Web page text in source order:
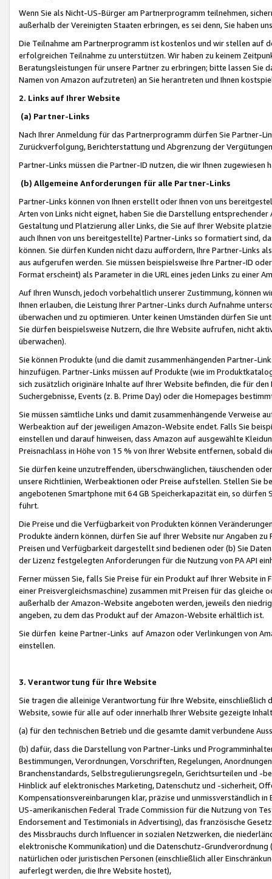
Wenn Sie als Nicht-US-Bürger am Partnerprogramm teilnehmen,
außerhalb der Vereinigten Staaten erbringen, es sei denn, Sie haben
Die Teilnahme am Partnerprogramm ist kostenlos und wir stellen auf
erfolgreichen Teilnahme zu unterstützen. Wir haben zu keinem
Beratungsleistungen für unsere Partner zu erbringen; bitte lassen Sie
Namen von Amazon aufzutreten) an Sie herantreten und Ihnen
2. Links auf Ihrer Website
(a) Partner-Links
Nach Ihrer Anmeldung für das Partnerprogramm dürfen Sie Partner-
Zurückverfolgung, Berichterstattung und Abgrenzung der
Partner-Links müssen die Partner-ID nutzen, die wir Ihnen zugewiesen
(b) Allgemeine Anforderungen für alle Partner-Links
Partner-Links können von Ihnen erstellt oder Ihnen von uns
Arten von Links nicht eignet, haben Sie die Darstellung
Gestaltung und Platzierung aller Links, die Sie auf Ihrer Website
auch Ihnen von uns bereitgestellte) Partner-Links so formatiert sind,
können. Sie dürfen Kunden nicht dazu auffordern, Ihre Partner-Links
aus aufgerufen werden. Sie müssen beispielsweise Ihre Partner-ID
Format erscheint) als Parameter in die URL eines jeden Links zu einer
Auf Ihren Wunsch, jedoch vorbehaltlich unserer Zustimmung, können
Ihnen erlauben, die Leistung Ihrer Partner-Links durch Aufnahme
überwachen und zu optimieren. Unter keinen Umständen dürfen Sie
Sie dürfen beispielsweise Nutzern, die Ihre Website aufrufen, nicht
überwachen).
Sie können Produkte (und die damit zusammenhängenden Partner-
hinzufügen. Partner-Links müssen auf Produkte (wie im
sich zusätzlich originäre Inhalte auf Ihrer Website befinden, die für
Suchergebnisse, Events (z. B. Prime Day) oder die Homepages
Sie müssen sämtliche Links und damit zusammenhängende
Werbeaktion auf der jeweiligen Amazon-Website endet. Falls Sie
einstellen und darauf hinweisen, dass Amazon auf ausgewählte
Preisnachlass in Höhe von 15 % von Ihrer Website entfernen, sobald
Sie dürfen keine unzutreffenden, überschwänglichen, täuschenden
unsere Richtlinien, Werbeaktionen oder Preise aufstellen. Stellen Sie
angebotenen Smartphone mit 64 GB Speicherkapazität ein, so dürfen
führt.
Die Preise und die Verfügbarkeit von Produkten können
Produkte ändern können, dürfen Sie auf Ihrer Website nur Angaben
Preisen und Verfügbarkeit dargestellt sind bedienen oder (b) Sie
der Lizenz festgelegten Anforderungen für die Nutzung von PA API
Ferner müssen Sie, falls Sie Preise für ein Produkt auf Ihrer Website
einer Preisvergleichsmaschine) zusammen mit Preisen für das
außerhalb der Amazon-Website angeboten werden, jeweils den
angeben, zu dem das Produkt auf der Amazon-Website erhältlich ist.
Sie dürfen keine Partner-Links auf Amazon oder Verlinkungen von
einstellen.
3. Verantwortung für Ihre Website
Sie tragen die alleinige Verantwortung für Ihre Website,
Website, sowie für alle auf oder innerhalb Ihrer Website gezeigte
(a) für den technischen Betrieb und die gesamte damit verbundene
(b) dafür, dass die Darstellung von Partner-Links und
Bestimmungen, Verordnungen, Vorschriften, Regelungen,
Branchenstandards, Selbstregulierungsregeln, Gerichtsurteilen und -
Hinblick auf elektronisches Marketing, Datenschutz und -sicherheit,
Kompensationsvereinbarungen klar, präzise und unmissverständlich
US-amerikanischen Federal Trade Commission für die Nutzung von
Endorsement and Testimonials in Advertising), das französische
des Missbrauchs durch Influencer in sozialen Netzwerken, die
elektronische Kommunikation) und die Datenschutz-
natürlichen oder juristischen Personen (einschließlich aller
auferlegt werden, die Ihre Website hostet),